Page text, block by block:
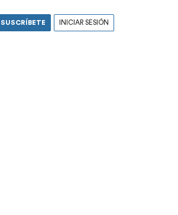
SUSCRÍBETE INICIAR SESIÓN